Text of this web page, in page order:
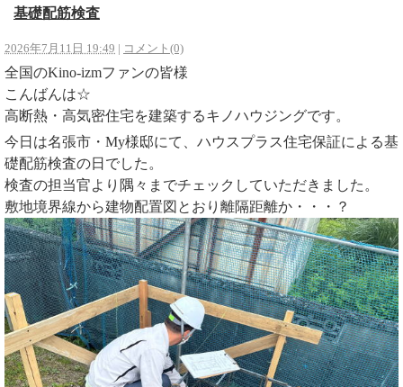
基礎配筋検査
2026年7月11日 19:49 コメント(0)
全国のKino-izmファンの皆様
こんばんは☆
高断熱・高気密住宅を建築するキノハウジングです。
今日は名張市・My様邸にて、ハウスプラス住宅保証による基
礎配筋検査の日でした。
検査の担当官より隅々までチェックしていただきました。
敷地境界線から建物配置図とおり離隔距離か・・・？